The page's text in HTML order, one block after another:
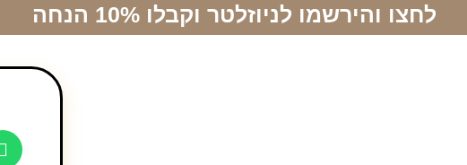
לחצו והירשמו לניוזלטר וקבלו 10% הנחה